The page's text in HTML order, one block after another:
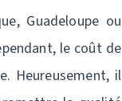
Guadeloupe ou
le coût de
Heureusement, il